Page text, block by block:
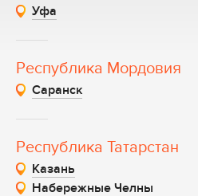
Уфа
Республика Мордовия
Саранск
Республика Татарстан
Казань
Набережные Челны